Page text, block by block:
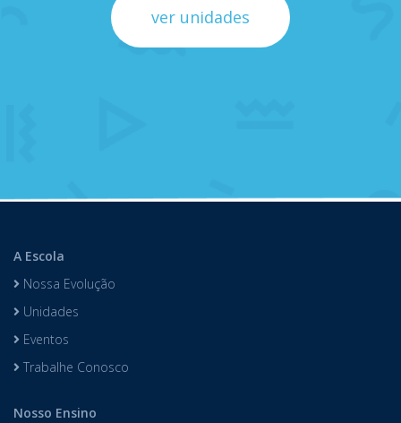
ver unidades
A Escola
Nossa Evolução
Unidades
Eventos
Trabalhe Conosco
Nosso Ensino